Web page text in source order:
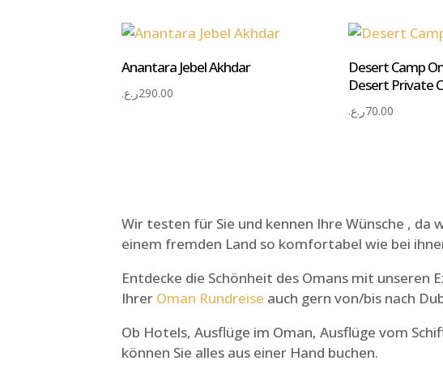
Anantara Jebel Akhdar
290.00ر.ع.
Desert Camp
Desert Private
70.00ر.ع.
Wir testen für Sie und kennen Ihre Wünsche , da
einem fremden Land so komfortabel wie bei
Entdecke die Schönheit des Omans mit unseren
Ihrer Oman Rundreise auch gern von/bis nach
Ob Hotels, Ausflüge im Oman, Ausflüge vom
können Sie alles aus einer Hand buchen.